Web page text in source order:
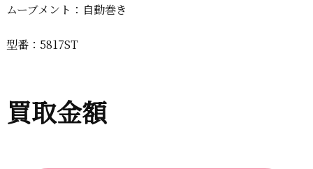
ムーブメント：自動巻き
型番：5817ST
買取金額